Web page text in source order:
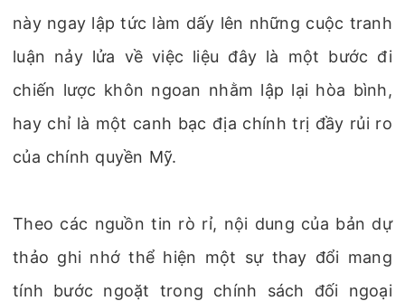
này ngay lập tức làm dấy lên những cuộc tranh
luận nảy lửa về việc liệu đây là một bước đi
chiến lược khôn ngoan nhằm lập lại hòa bình,
hay chỉ là một canh bạc địa chính trị đầy rủi ro
của chính quyền Mỹ.
Theo các nguồn tin rò rỉ, nội dung của bản dự
thảo ghi nhớ thể hiện một sự thay đổi mang
tính bước ngoặt trong chính sách đối ngoại